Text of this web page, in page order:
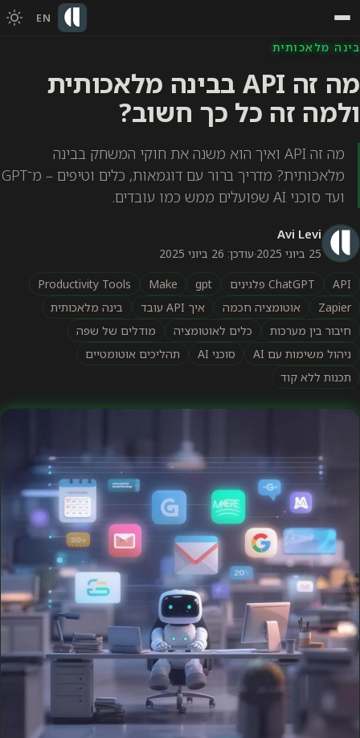
EN
בינה מלאכותית
מה זה API בבינה מלאכותית
ולמה זה כל כך חשוב?
מה זה API ואיך הוא משנה את חוקי המשחק בבינה
מלאכותית? מדריך ברור עם דוגמאות, כלים וטיפים – מ־GPT
ועד סוכני AI שפועלים ממש כמו עובדים.
Avi Levi
25 ביוני 2025 ·עודכן: 26 ביוני 2025
API
ChatGPT פלגינים gpt
Make
Productivity Tools
Zapier
אוטומציה חכמה איך API עובד
בינה מלאכותית
חיבור בין מערכות
כלים לאוטומציה
מודלים של שפה
ניהול משימות עם AI
סוכני AI
תהליכים אוטומטיים
תכנות ללא קוד